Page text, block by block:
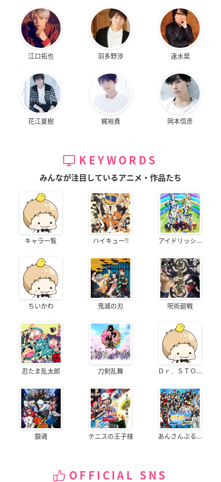
江口拓也 羽多野渉 速水奨
花江夏樹 梶裕貴 岡本信彦
KEYWORDS
みんなが注目しているアニメ・作品たち
キャラ一覧 ハイキュー!! アイドリッシ...
ちいかわ 鬼滅の刃 呪術廻戦
忍たま乱太郎 刀剣乱舞 Ｄｒ．ＳＴＯ...
銀魂 テニスの王子様 あんさんぶる...
OFFICIAL SNS